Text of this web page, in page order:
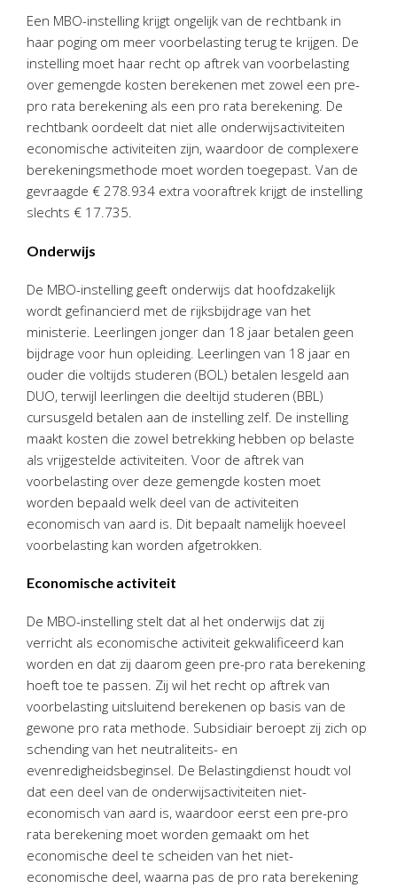
Bedrijfseconomisch advies
Belastingadvies Purmerend
Online boekhouden
Nieuws& informatie
Nieuwsbrief
Nieuwsoverzicht
Downloads
Contact
AvantiOnline
Twinfield – Boekhouden
BaseCone – Facturen
Visionplanner – Rapportage
Klantenportaal – Online dossiers
Online Salaris – Salarissen
Nextens-Accorderen aangiften
Een MBO-instelling krijgt ongelijk van de rechtbank in
haar poging om meer voorbelasting terug te krijgen. De
instelling moet haar recht op aftrek van voorbelasting
over gemengde kosten berekenen met zowel een pre-
pro rata berekening als een pro rata berekening. De
rechtbank oordeelt dat niet alle onderwijsactiviteiten
economische activiteiten zijn, waardoor de complexere
berekeningsmethode moet worden toegepast. Van de
gevraagde € 278.934 extra vooraftrek krijgt de instelling
slechts € 17.735.
Onderwijs
De MBO-instelling geeft onderwijs dat hoofdzakelijk
wordt gefinancierd met de rijksbijdrage van het
ministerie. Leerlingen jonger dan 18 jaar betalen geen
bijdrage voor hun opleiding. Leerlingen van 18 jaar en
ouder die voltijds studeren (BOL) betalen lesgeld aan
DUO, terwijl leerlingen die deeltijd studeren (BBL)
cursusgeld betalen aan de instelling zelf. De instelling
maakt kosten die zowel betrekking hebben op belaste
als vrijgestelde activiteiten. Voor de aftrek van
voorbelasting over deze gemengde kosten moet
worden bepaald welk deel van de activiteiten
economisch van aard is. Dit bepaalt namelijk hoeveel
voorbelasting kan worden afgetrokken.
Economische activiteit
De MBO-instelling stelt dat al het onderwijs dat zij
verricht als economische activiteit gekwalificeerd kan
worden en dat zij daarom geen pre-pro rata berekening
hoeft toe te passen. Zij wil het recht op aftrek van
voorbelasting uitsluitend berekenen op basis van de
gewone pro rata methode. Subsidiair beroept zij zich op
schending van het neutraliteits- en
evenredigheidsbeginsel. De Belastingdienst houdt vol
dat een deel van de onderwijsactiviteiten niet-
economisch van aard is, waardoor eerst een pre-pro
rata berekening moet worden gemaakt om het
economische deel te scheiden van het niet-
economische deel, waarna pas de pro rata berekening